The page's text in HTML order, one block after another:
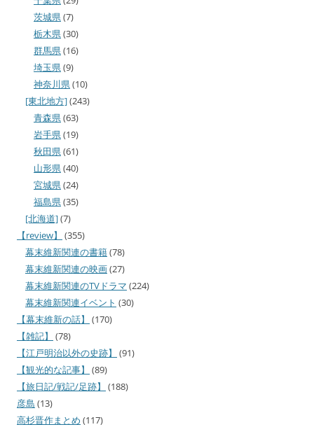
茨城県(7)
栃木県(30)
群馬県(16)
埼玉県(9)
神奈川県(10)
[東北地方](243)
青森県(63)
岩手県(19)
秋田県(61)
山形県(40)
宮城県(24)
福島県(35)
[北海道](7)
【review】
(355)
幕末維新関連の書籍(78)
幕末維新関連の映画(27)
幕末維新関連のTVドラマ (224)
幕末維新関連イベント (30)
【幕末維新の話】
(170)
【雑記】
(78)
【江戸明治以外の史跡】
(91)
【観光的な記事】
(89)
【旅日記/戦記/足跡】
(188)
彦島 (13)
高杉晋作まとめ (117)